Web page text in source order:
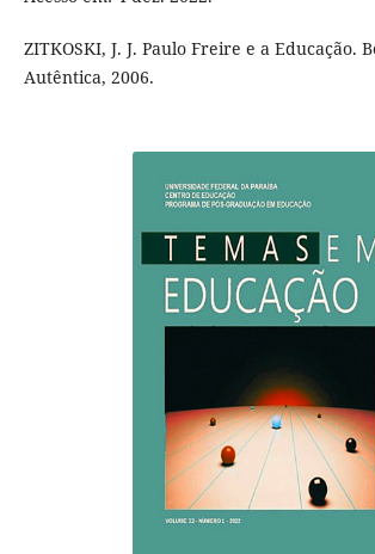
ZITKOSKI, J. J. Paulo Freire e a Educação.
Autêntica, 2006.